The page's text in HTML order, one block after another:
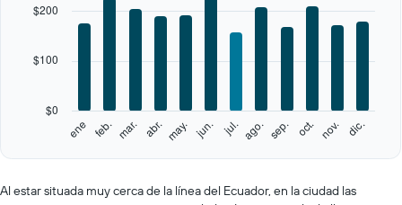
Range:
categories.
values.
ene feb. mar. abr. may. jun. jul. ago. sep. oct. nov. dic.
$0
$100
$200
interactive
Al estar situada muy cerca de la línea del Ecuador, en la ciudad las